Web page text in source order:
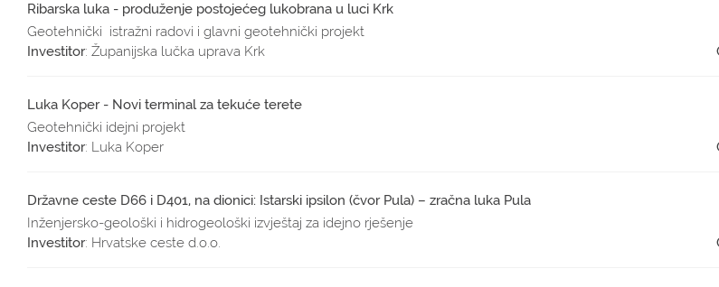
Ribarska luka - produženje postojećeg lukobrana u luci Krk
Geotehnički istražni radovi i glavni geotehnički projekt
Investitor: Županijska lučka uprava Krk
Luka Koper - Novi terminal za tekuće terete
Geotehnički idejni projekt
Investitor: Luka Koper
Državne ceste D66 i D401, na dionici: Istarski ipsilon (čvor Pula) – zračna luka Pula
Inženjersko-geološki i hidrogeološki izvještaj za idejno rješenje
Investitor: Hrvatske ceste d.o.o.